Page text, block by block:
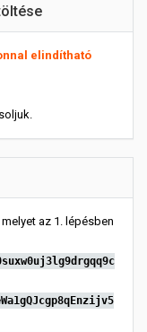
elindítható
melyet az 1. lépésben